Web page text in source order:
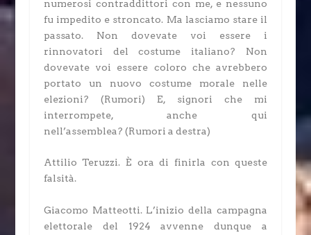
numerosi contraddittori con me, e nessuno
fu impedito e stroncato. Ma lasciamo stare il
passato. Non dovevate voi essere i
rinnovatori del costume italiano? Non
dovevate voi essere coloro che avrebbero
portato un nuovo costume morale nelle
elezioni? (Rumori) E, signori che mi
interrompete, anche qui
nell’assemblea? (Rumori a destra)
Attilio Teruzzi. È ora di finirla con queste
falsità.
Giacomo Matteotti.L’inizio della campagna
elettorale del 1924 avvenne dunque a